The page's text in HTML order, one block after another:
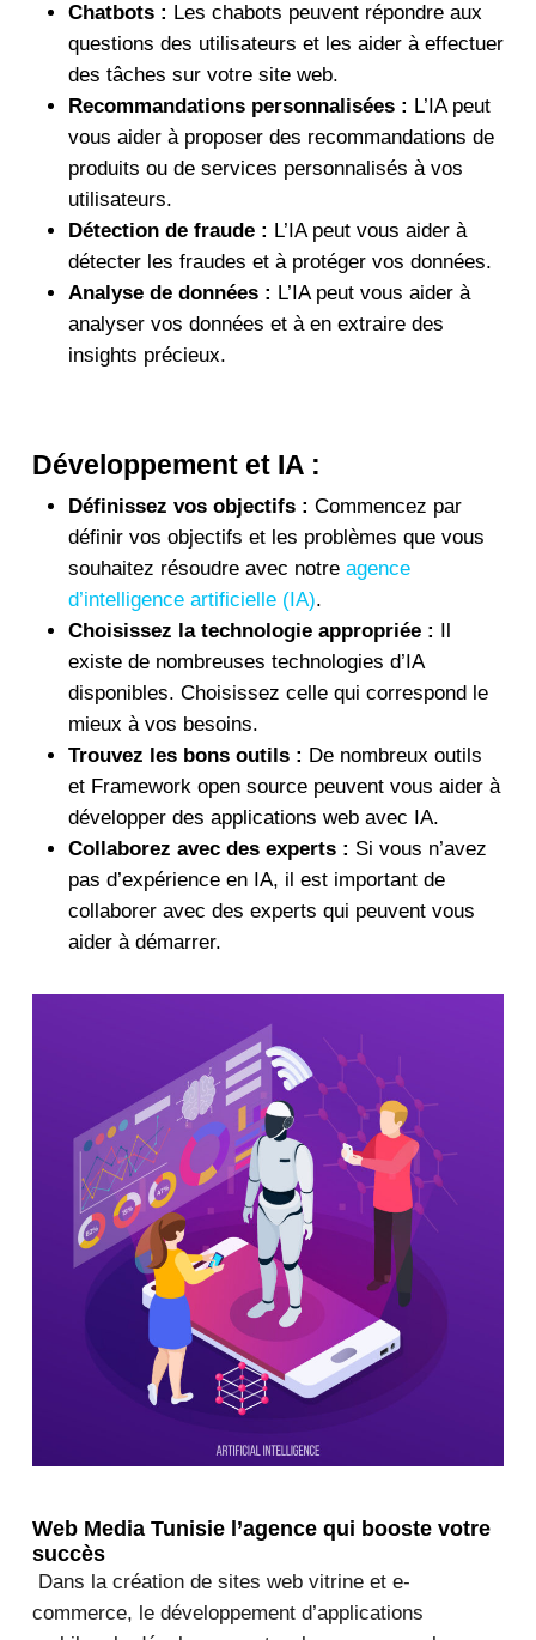
Chatbots : Les chabots peuvent répondre aux
questions des utilisateurs et les aider à effectuer
des tâches sur votre site web.
Recommandations personnalisées : L’IA peut
vous aider à proposer des recommandations de
produits ou de services personnalisés à vos
utilisateurs.
Détection de fraude : L’IA peut vous aider à
détecter les fraudes et à protéger vos données.
Analyse de données : L’IA peut vous aider à
analyser vos données et à en extraire des
insights précieux.
Développement et IA :
Définissez vos objectifs : Commencez par
définir vos objectifs et les problèmes que vous
souhaitez résoudre avec notre agence
d’intelligence artificielle (IA).
Choisissez la technologie appropriée : Il
existe de nombreuses technologies d’IA
disponibles. Choisissez celle qui correspond le
mieux à vos besoins.
Trouvez les bons outils : De nombreux outils
et Framework open source peuvent vous aider à
développer des applications web avec IA.
Collaborez avec des experts : Si vous n’avez
pas d’expérience en IA, il est important de
collaborer avec des experts qui peuvent vous
aider à démarrer.
Web Media Tunisie l’agence qui booste votre
succès
Dans la création de sites web vitrine et e-
commerce, le développement d’applications